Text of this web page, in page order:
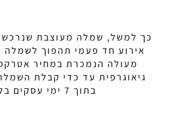
כך למשל, שמלה מעוצבת
אירוע חד פעמי תהפוך
מעולה הנמכרת במחיר
גיאוגרפית עד כדי קבלת
בתוך 7 ימי עסקים בלבד.